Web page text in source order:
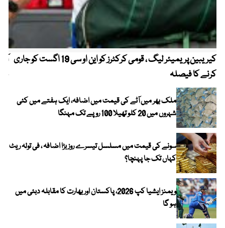
کیریبین پریمیئر لیگ ، قومی کرکٹرز کو این او سی 19 اگست کو جاری
کرنے کا فیصلہ
ملک بھر میں آٹے کی قیمت میں اضافہ، ایک ہفتے میں کئی
شہروں میں 20 کلو تھیلا 100 روپے تک مہنگا
سونے کی قیمت میں مسلسل تیسرے روز بڑا اضافہ ، فی تولہ ریٹ
کہاں تک جا پہنچا؟
ویمنز ایشیا کپ 2026، پاکستان اور بھارت کا مقابلہ دبئی میں
ہو گا